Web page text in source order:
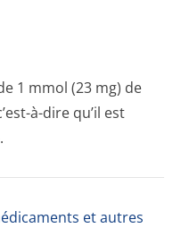
1 mmol (23 mg) de
à-dire qu’il est
et autres